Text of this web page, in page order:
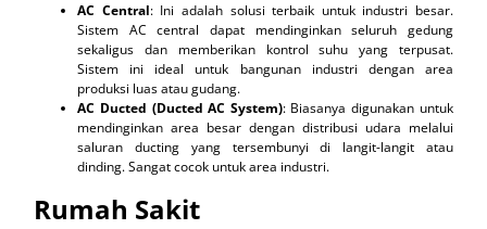
AC Central: Ini adalah solusi terbaik untuk industri besar.
Sistem AC central dapat mendinginkan seluruh gedung
sekaligus dan memberikan kontrol suhu yang terpusat.
Sistem ini ideal untuk bangunan industri dengan area
produksi luas atau gudang.
AC Ducted (Ducted AC System): Biasanya digunakan untuk
mendinginkan area besar dengan distribusi udara melalui
saluran ducting yang tersembunyi di langit-langit atau
dinding. Sangat cocok untuk area industri.
Rumah Sakit